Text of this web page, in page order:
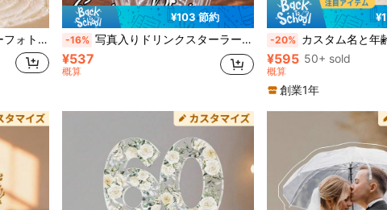
パーソナライズキャラクターフォトケーキトッパー - カスタマイズ可能な写真 + キャラクターデザイン、パーソナライズケーキデコレーション、ケーキに簡単に配置可能 - 誕生日、ベビーシャワー、家族の集まり、ホリデーケーキに適しています - ホーム、DIYパーティー愛好家、イベントプランナーに最適 - ケーキデコレーション、パーソナライズホリデーケーキトッパー
¥103 節約
-16% 写真入りドリンクスターラー、ユニークなアクリルスターラー、友人、家族、シングルパーティー、誕生日などの素晴らしいギフト
¥537
概算
-20% カスタム名と年齢のケーキトッパー、パーソナライズされた誕生日ケーキの装飾、記念日やマイルストーンイベント用のカスタマイズされたパーティーケーキインサート、エレガント
¥595 50+ sold
概算
創業1年